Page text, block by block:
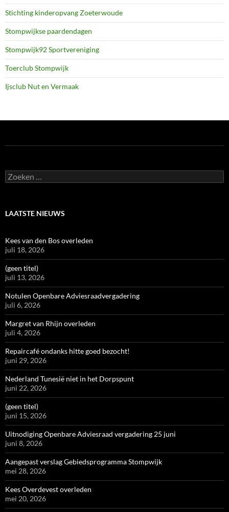
Stichting kinderopvang Zoeterwoude
Stompwijkse paardendagen
Stompwijk92 Sportvereniging
Toerclub Stompwijk
Ijsclub Nut en Vermaak
Zoeken
naar:
LAATSTE NIEUWS
Kees van den Bos overleden
juli 18, 2026
(geen titel)
juli 13, 2026
Notulen Openbare Adviesraadvergadering
juli 6, 2026
Margret van Rhijn overleden
juli 4, 2026
Repaircafé ondanks hitte goed bezocht!
juni 29, 2026
Nederland Tunesië niet in het Dorpspunt
juni 22, 2026
(geen titel)
juni 15, 2026
Uitnodiging Openbare Adviesraad vergadering 25 juni
juni 8, 2026
Aangepast verslag Gebiedsprogramma Stompwijk
mei 28, 2026
Kees Overdevest overleden
mei 20, 2026